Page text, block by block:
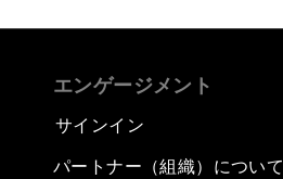
エンゲージメント
サインイン
パートナー（組織）について